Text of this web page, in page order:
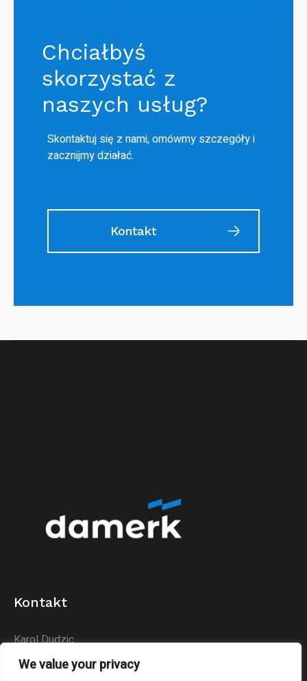
We value your privacy
Chciałbyś
skorzystać z
naszych usług?
Skontaktuj się z nami, omówmy szczegóły i
zacznijmy działać.
Kontakt
Kontakt
Karol Dudzic
Huta Podłysica 24B
26-004 Bieliny